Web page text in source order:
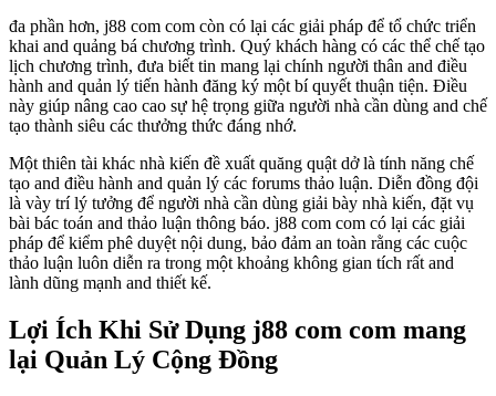
đa phần hơn, j88 com com còn có lại các giải pháp để tổ chức triển
khai and quảng bá chương trình. Quý khách hàng có các thể chế tạo
lịch chương trình, đưa biết tin mang lại chính người thân and điều
hành and quản lý tiến hành đăng ký một bí quyết thuận tiện. Điều
này giúp nâng cao cao sự hệ trọng giữa người nhà cần dùng and chế
tạo thành siêu các thưởng thức đáng nhớ.
Một thiên tài khác nhà kiến đề xuất quăng quật dở là tính năng chế
tạo and điều hành and quản lý các forums thảo luận. Diễn đồng đội
là vày trí lý tưởng để người nhà cần dùng giải bày nhà kiến, đặt vụ
bài bác toán and thảo luận thông báo. j88 com com có lại các giải
pháp để kiểm phê duyệt nội dung, bảo đảm an toàn rằng các cuộc
thảo luận luôn diễn ra trong một khoảng không gian tích rất and
lành dũng mạnh and thiết kế.
Lợi Ích Khi Sử Dụng j88 com com mang
lại Quản Lý Cộng Đồng